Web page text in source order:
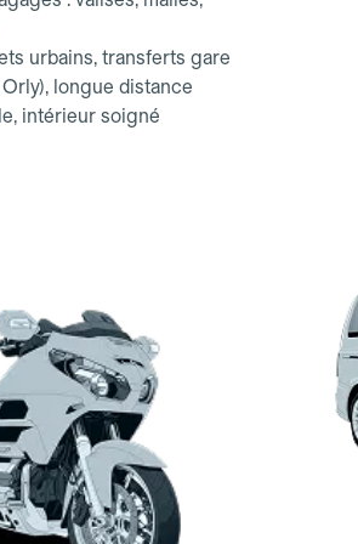
urbains, transferts gare
longue distance
intérieur soigné